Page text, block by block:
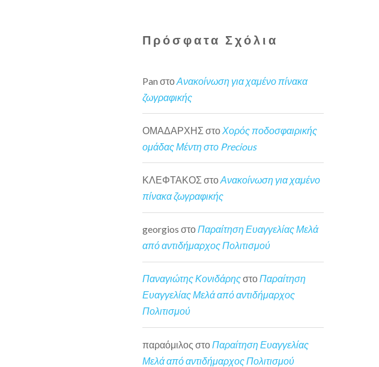
Πρόσφατα Σχόλια
Pan στοΑνακοίνωση για χαμένο πίνακα
ζωγραφικής
ΟΜΑΔΑΡΧΗΣ στο Χορός ποδοσφαιρικής
ομάδας Μέντη στο Precious
ΚΛΕΦΤΑΚΟΣ στοΑνακοίνωση για χαμένο
πίνακα ζωγραφικής
georgios στοΠαραίτηση Ευαγγελίας Μελά
από αντιδήμαρχος Πολιτισμού
Παναγιώτης ΚονιδάρηςστοΠαραίτηση
Ευαγγελίας Μελά από αντιδήμαρχος
Πολιτισμού
παραόμιλος στο Παραίτηση Ευαγγελίας
Μελά από αντιδήμαρχος Πολιτισμού